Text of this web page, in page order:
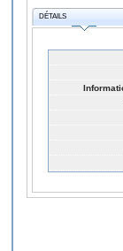
DÉTAILS